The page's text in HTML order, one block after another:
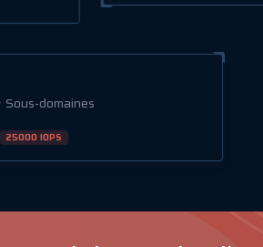
Sous-domaines
25000 IOPS